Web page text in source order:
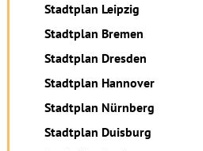
Stadtplan Leipzig
Stadtplan Bremen
Stadtplan Dresden
Stadtplan Hannover
Stadtplan Nürnberg
Stadtplan Duisburg